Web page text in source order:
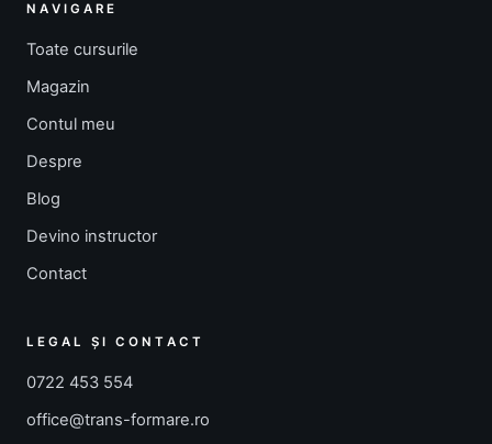
NAVIGARE
Toate cursurile
Magazin
Contul meu
Despre
Blog
Devino instructor
Contact
LEGAL ȘI CONTACT
0722 453 554
office@trans-formare.ro